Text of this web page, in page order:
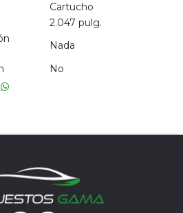
Cartucho
2.047 pulg.
Nada
No